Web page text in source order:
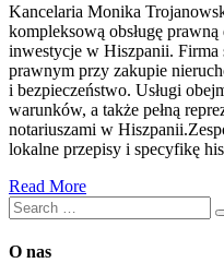
Kancelaria Monika
kompleksową obsługę
inwestycje w Hiszpanii. Firma
prawnym przy zakupie
i bezpieczeństwo. Usługi
warunków, a także pełną
notariuszami w
lokalne przepisy i specyfikę
Read More
O nas